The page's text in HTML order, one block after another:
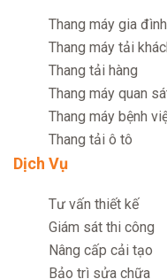
Thang máy gia đình
Thang máy tải
Thang tải hàng
Thang máy quan
Thang máy bệnh
Thang tải ô tô
Dịch Vụ
Tư vấn thiết kế
Giám sát thi công
Nâng cấp cải tạo
Bảo trì sửa chữa